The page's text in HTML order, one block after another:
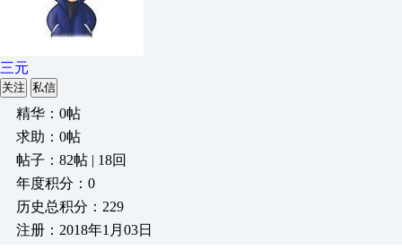
三元
关注 私信
精华：0帖
求助：0帖
帖子：82帖 | 18回
年度积分：0
历史总积分：229
注册：2018年1月03日